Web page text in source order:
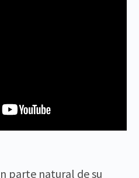
parte natural de su